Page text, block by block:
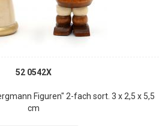
52 0542X
Figuren" 2-fach sort. 3 x 2,5 x 5,5
cm